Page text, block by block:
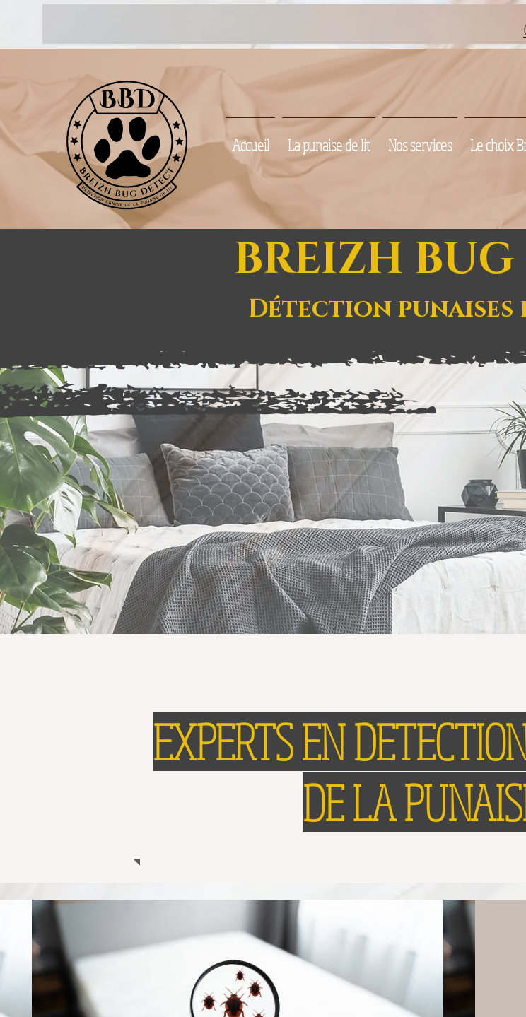
Accueil La punaise de lit Nos services Le choix
BREIZH
Détection
EXPERTS EN
DE LA